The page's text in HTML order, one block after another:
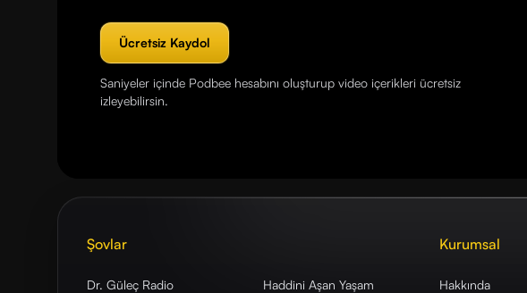
Ücretsiz Kaydol
Saniyeler içinde Podbee hesabını oluşturup video içerikleri ücretsiz
izleyebilirsin.
Şovlar
Dr. Güleç Radio
Haddini Aşan Yaşam
Kurumsal
Hakkında